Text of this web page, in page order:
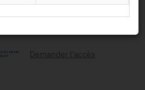
Demander l'accès